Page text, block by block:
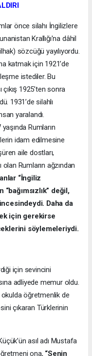
önce silahı İngilizlere
Krallığı'na dâhil
sözcüğü yayılıyordu.
katmak için 1921’de
istediler. Bu
1925’ten sonra
1931’de silahlı
yaralandı.
Rumların
idam edilmesine
aile dostları,
olan Rumların ağzından
“İngiliz
değil,
Daha da
için gerekirse
söylemeleriydi.
için sevincini
adliyede memur oldu.
okulda öğretmenlik de
çıkaran Türklerinin
asıl adı Mustafa
ona, “Senin